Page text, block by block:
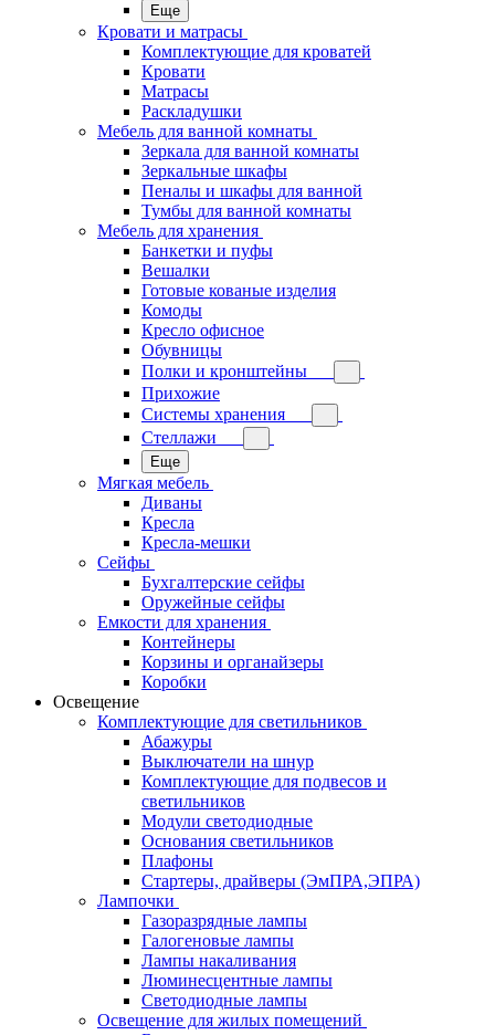
Еще
Кровати и матрасы
Комплектующие для кроватей
Кровати
Матрасы
Раскладушки
Мебель для ванной комнаты
Зеркала для ванной комнаты
Зеркальные шкафы
Пеналы и шкафы для ванной
Тумбы для ванной комнаты
Мебель для хранения
Банкетки и пуфы
Вешалки
Готовые кованые изделия
Комоды
Кресло офисное
Обувницы
Полки и кронштейны
Прихожие
Системы хранения
Стеллажи
Еще
Мягкая мебель
Диваны
Кресла
Кресла-мешки
Сейфы
Бухгалтерские сейфы
Оружейные сейфы
Емкости для хранения
Контейнеры
Корзины и органайзеры
Коробки
Освещение
Комплектующие для светильников
Абажуры
Выключатели на шнур
Комплектующие для подвесов и
светильников
Модули светодиодные
Основания светильников
Плафоны
Стартеры, драйверы (ЭмПРА,ЭПРА)
Лампочки
Газоразрядные лампы
Галогеновые лампы
Лампы накаливания
Люминесцентные лампы
Светодиодные лампы
Освещение для жилых помещений